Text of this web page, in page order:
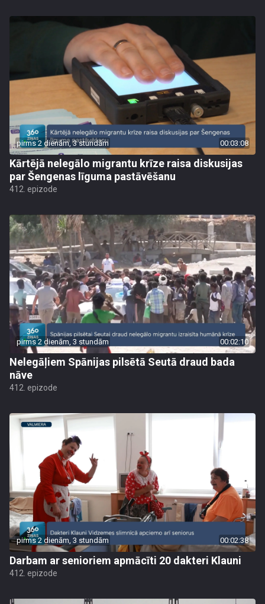
pirms 2 dienām, 3 stundām 00:03:08
Kārtējā nelegālo migrantu krīze raisa diskusijas
par Šengenas līguma pastāvēšanu
412. epizode
pirms 2 dienām, 3 stundām 00:02:10
Nelegāļiem Spānijas pilsētā Seutā draud bada
nāve
412. epizode
pirms 2 dienām, 3 stundām 00:02:38
Darbam ar senioriem apmācīti 20 dakteri Klauni
412. epizode